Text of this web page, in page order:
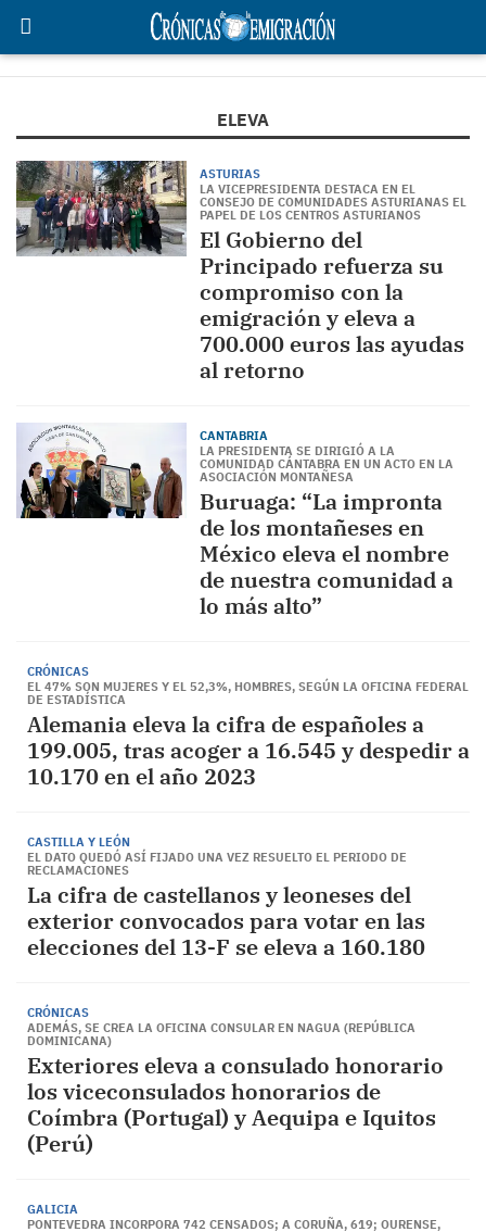
ELEVA
ASTURIAS
LA VICEPRESIDENTA DESTACA EN EL
CONSEJO DE COMUNIDADES ASTURIANAS EL
PAPEL DE LOS CENTROS ASTURIANOS
El Gobierno del
Principado refuerza su
compromiso con la
emigración y eleva a
700.000 euros las ayudas
al retorno
CANTABRIA
LA PRESIDENTA SE DIRIGIÓ A LA
COMUNIDAD CÁNTABRA EN UN ACTO EN LA
ASOCIACIÓN MONTAÑESA
Buruaga: “La impronta
de los montañeses en
México eleva el nombre
de nuestra comunidad a
lo más alto”
CRÓNICAS
EL 47% SON MUJERES Y EL 52,3%, HOMBRES, SEGÚN LA OFICINA FEDERAL
DE ESTADÍSTICA
Alemania eleva la cifra de españoles a
199.005, tras acoger a 16.545 y despedir a
10.170 en el año 2023
CASTILLA Y LEÓN
EL DATO QUEDÓ ASÍ FIJADO UNA VEZ RESUELTO EL PERIODO DE
RECLAMACIONES
La cifra de castellanos y leoneses del
exterior convocados para votar en las
elecciones del 13-F se eleva a 160.180
CRÓNICAS
ADEMÁS, SE CREA LA OFICINA CONSULAR EN NAGUA (REPÚBLICA
DOMINICANA)
Exteriores eleva a consulado honorario
los viceconsulados honorarios de
Coímbra (Portugal) y Aequipa e Iquitos
(Perú)
GALICIA
PONTEVEDRA INCORPORA 742 CENSADOS; A CORUÑA, 619; OURENSE,